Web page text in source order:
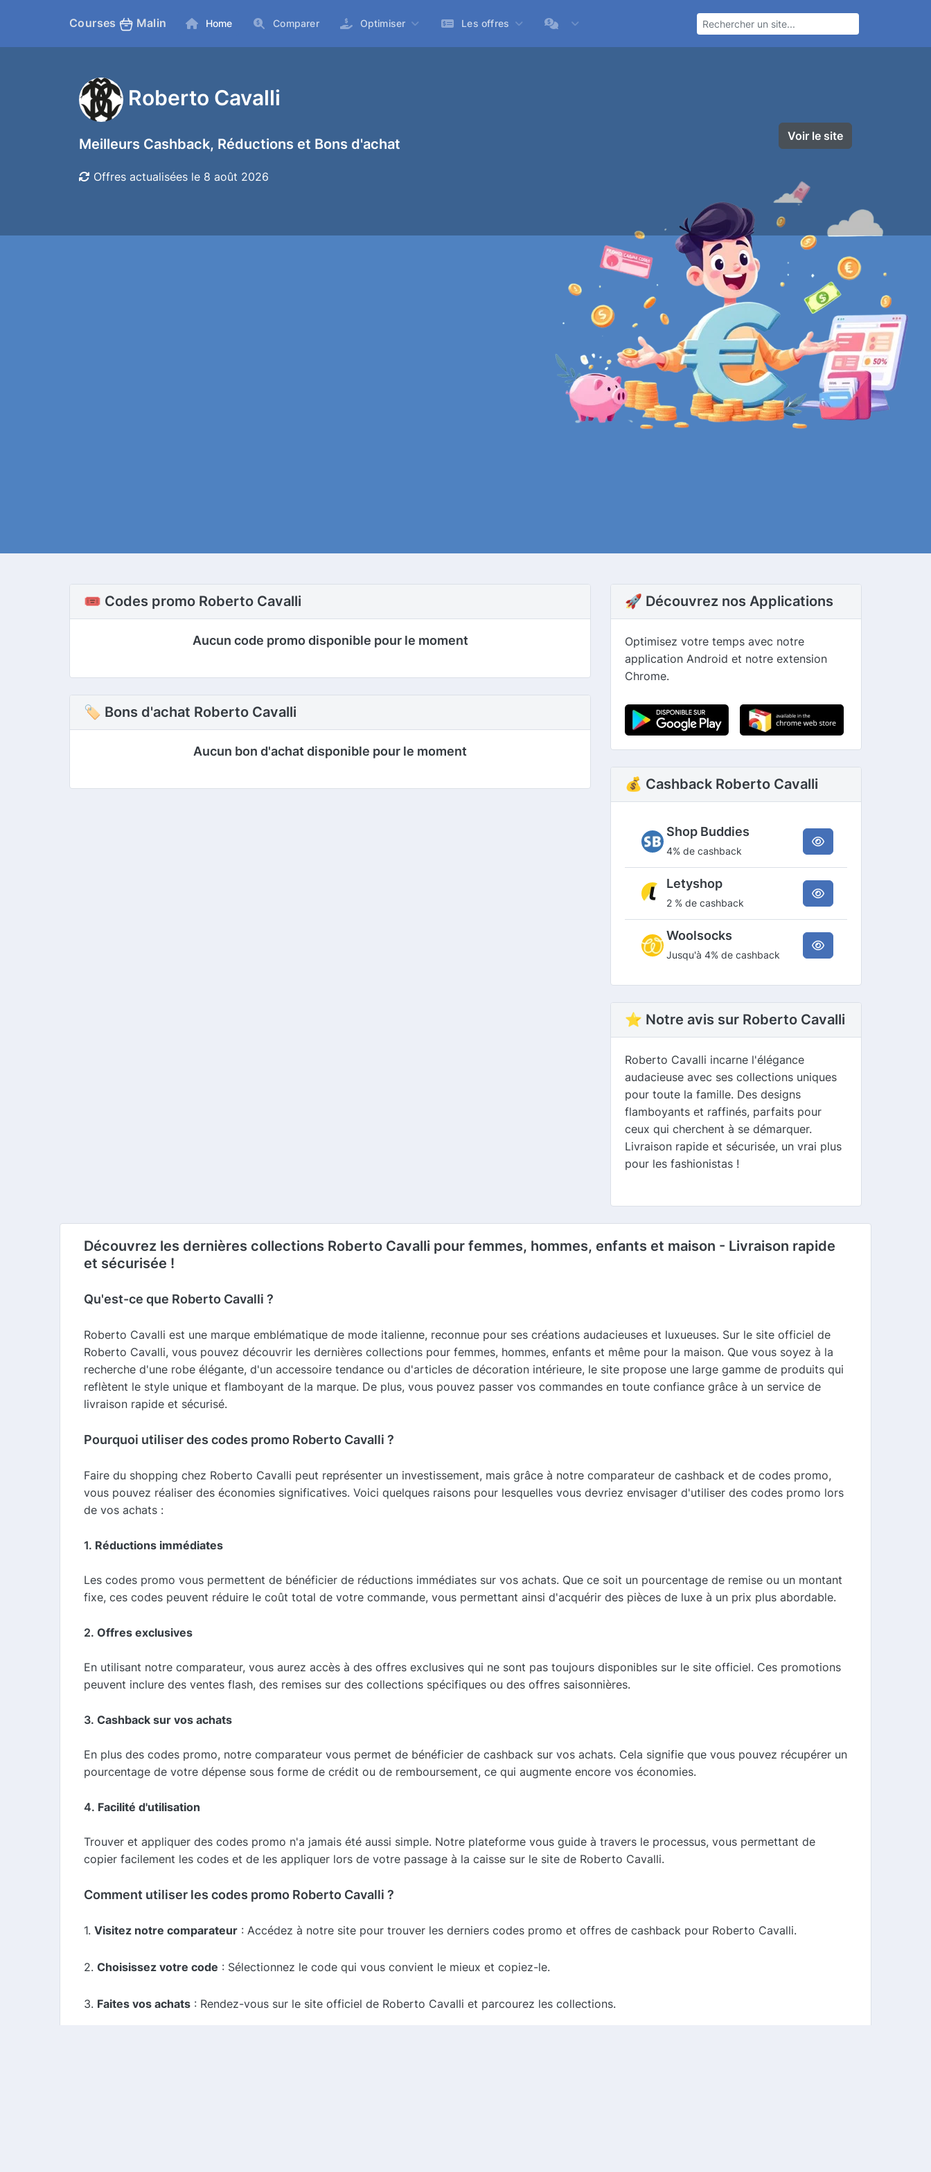
Courses Malin Home Comparer Optimiser Les offres
Roberto Cavalli
Meilleurs Cashback, Réductions et Bons d'achat
Offres actualisées le 8 août 2026
Voir le site
🎟️ Codes promo Roberto Cavalli
Aucun code promo disponible pour le moment
🏷 Bons d'achat Roberto Cavalli
Aucun bon d'achat disponible pour le moment
🚀 Découvrez nos Applications
Optimisez votre temps avec notre
application Android et notre extension
Chrome.
💰 Cashback Roberto Cavalli
Shop Buddies
4% de cashback
Letyshop
2 % de cashback
Woolsocks
Jusqu'à 4% de cashback
⭐ Notre avis sur Roberto Cavalli
Roberto Cavalli incarne l'élégance
audacieuse avec ses collections uniques
pour toute la famille. Des designs
flamboyants et raffinés, parfaits pour
ceux qui cherchent à se démarquer.
Livraison rapide et sécurisée, un vrai plus
pour les fashionistas !
Découvrez les dernières collections Roberto Cavalli pour femmes, hommes, enfants et maison - Livraison rapide
et sécurisée !
Qu'est-ce que Roberto Cavalli ?
Roberto Cavalli est une marque emblématique de mode italienne, reconnue pour ses créations audacieuses et luxueuses. Sur le site officiel de
Roberto Cavalli, vous pouvez découvrir les dernières collections pour femmes, hommes, enfants et même pour la maison. Que vous soyez à la
recherche d'une robe élégante, d'un accessoire tendance ou d'articles de décoration intérieure, le site propose une large gamme de produits qui
reflètent le style unique et flamboyant de la marque. De plus, vous pouvez passer vos commandes en toute confiance grâce à un service de
livraison rapide et sécurisé.
Pourquoi utiliser des codes promo Roberto Cavalli ?
Faire du shopping chez Roberto Cavalli peut représenter un investissement, mais grâce à notre comparateur de cashback et de codes promo,
vous pouvez réaliser des économies significatives. Voici quelques raisons pour lesquelles vous devriez envisager d'utiliser des codes promo lors
de vos achats :
1. Réductions immédiates
Les codes promo vous permettent de bénéficier de réductions immédiates sur vos achats. Que ce soit un pourcentage de remise ou un montant
fixe, ces codes peuvent réduire le coût total de votre commande, vous permettant ainsi d'acquérir des pièces de luxe à un prix plus abordable.
2. Offres exclusives
En utilisant notre comparateur, vous aurez accès à des offres exclusives qui ne sont pas toujours disponibles sur le site officiel. Ces promotions
peuvent inclure des ventes flash, des remises sur des collections spécifiques ou des offres saisonnières.
3. Cashback sur vos achats
En plus des codes promo, notre comparateur vous permet de bénéficier de cashback sur vos achats. Cela signifie que vous pouvez récupérer un
pourcentage de votre dépense sous forme de crédit ou de remboursement, ce qui augmente encore vos économies.
4. Facilité d'utilisation
Trouver et appliquer des codes promo n'a jamais été aussi simple. Notre plateforme vous guide à travers le processus, vous permettant de
copier facilement les codes et de les appliquer lors de votre passage à la caisse sur le site de Roberto Cavalli.
Comment utiliser les codes promo Roberto Cavalli ?
1. Visitez notre comparateur : Accédez à notre site pour trouver les derniers codes promo et offres de cashback pour Roberto Cavalli.
2. Choisissez votre code : Sélectionnez le code qui vous convient le mieux et copiez-le.
3. Faites vos achats : Rendez-vous sur le site officiel de Roberto Cavalli et parcourez les collections.